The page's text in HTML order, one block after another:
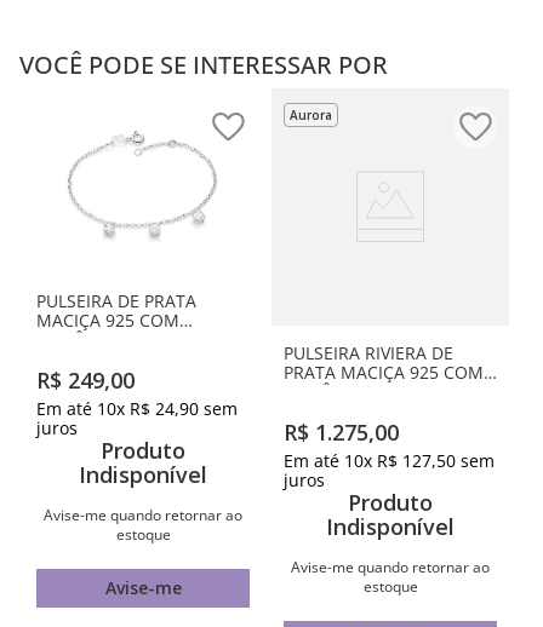
VOCÊ PODE SE INTERESSAR POR
PULSEIRA DE PRATA
MACIÇA 925 COM
ZIRCÔNIAS
R$ 249,00
Em até 10x R$ 24,90 sem
juros
Produto
Indisponível
Avise-me quando retornar ao
estoque
Avise-me
Aurora
PULSEIRA RIVIERA DE
PRATA MACIÇA 925 COM
ZIRCÔNIAS
R$ 1.275,00
Em até 10x R$ 127,50 sem
juros
Produto
Indisponível
Avise-me quando retornar ao
estoque